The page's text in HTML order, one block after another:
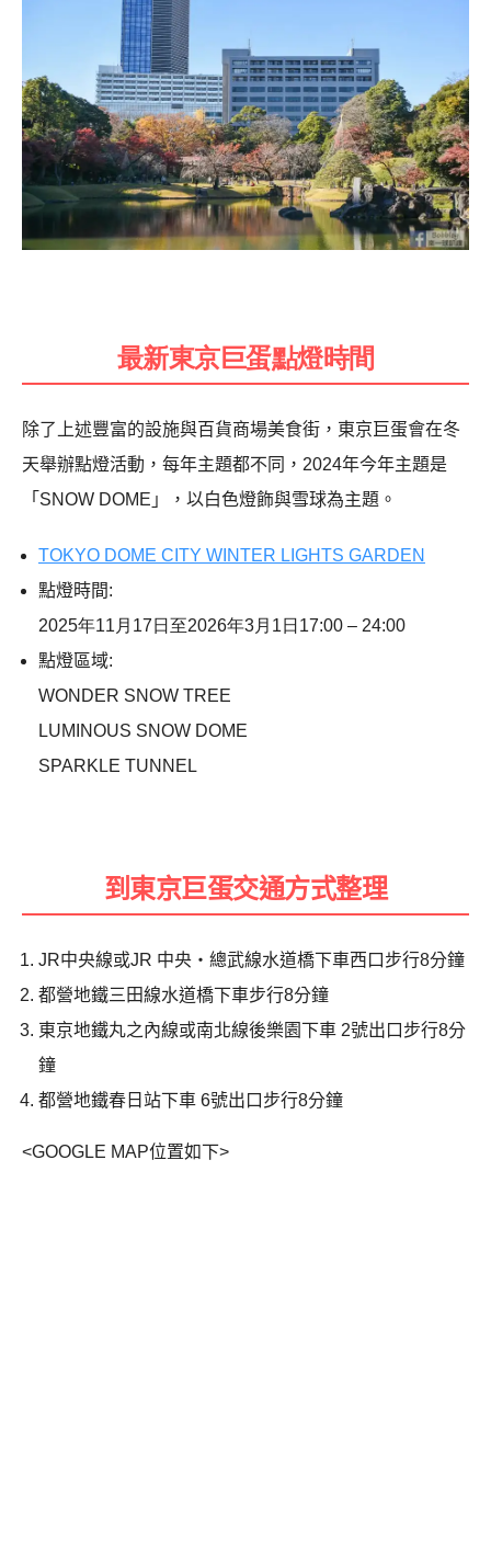
最新東京巨蛋點燈時間
除了上述豐富的設施與百貨商場美食街，東京巨蛋會在冬
天舉辦點燈活動，每年主題都不同，2024年今年主題是
「SNOW DOME」，以白色燈飾與雪球為主題。
TOKYO DOME CITY WINTER LIGHTS GARDEN
點燈時間:
2025年11月17日至2026年3月1日17:00 – 24:00
點燈區域:
WONDER SNOW TREE
LUMINOUS SNOW DOME
SPARKLE TUNNEL
到東京巨蛋交通方式整理
JR中央線或JR 中央‧總武線水道橋下車西口步行8分鐘
都營地鐵三田線水道橋下車步行8分鐘
東京地鐵丸之內線或南北線後樂園下車 2號出口步行8分
鐘
都營地鐵春日站下車 6號出口步行8分鐘
<GOOGLE MAP位置如下>